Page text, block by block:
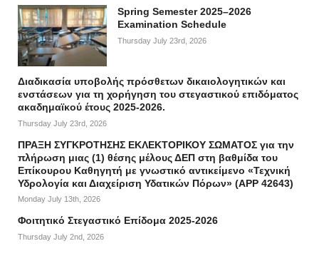
Spring Semester 2025–2026
Examination Schedule
Thursday July 23rd, 2026
Διαδικασία υποβολής πρόσθετων δικαιολογητικών και
ενστάσεων για τη χορήγηση του στεγαστικού επιδόματος
ακαδημαϊκού έτους 2025-2026.
Thursday July 23rd, 2026
ΠΡΑΞΗ ΣΥΓΚΡΟΤΗΣΗΣ ΕΚΛΕΚΤΟΡΙΚΟΥ ΣΩΜΑΤΟΣ για την
πλήρωση μιας (1) θέσης μέλους ΔΕΠ στη βαθμίδα του
Επίκουρου Καθηγητή με γνωστικό αντικείμενο «Τεχνική
Υδρολογία και Διαχείριση Υδατικών Πόρων» (APP 42643)
Monday July 13th, 2026
Φοιτητικό Στεγαστικό Επίδομα 2025-2026
Thursday July 2nd, 2026